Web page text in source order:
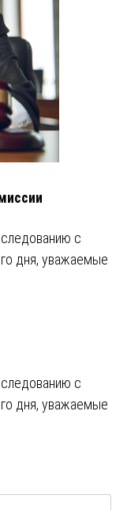
с
дня, уважаемые
с
дня, уважаемые